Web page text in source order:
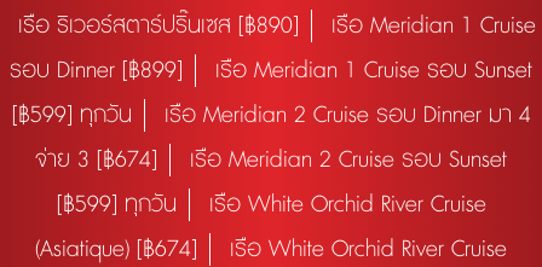
เรือ ริเวอร์สตาร์ปริ๊นเซส [฿890]
เรือ Meridian 1 Cruise
รอบ Dinner [฿899]
เรือ Meridian 1 Cruise รอบ Sunset
[฿599] ทุกวัน
เรือ Meridian 2 Cruise รอบ Dinner มา 4
จ่าย 3 [฿674]
เรือ Meridian 2 Cruise รอบ Sunset
[฿599] ทุกวัน
เรือ White Orchid River Cruise
(Asiatique) [฿674]
เรือ White Orchid River Cruise